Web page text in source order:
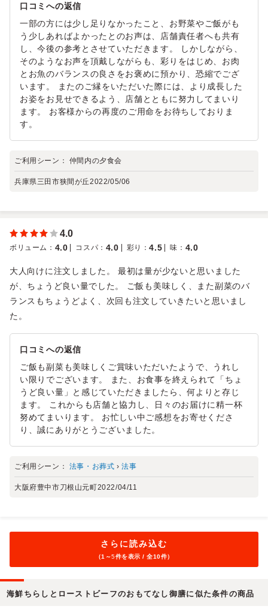
口コミへの返信
一部の方には少し足りなかったこと、お野菜やご飯がも
う少しあればよかったとのお声は、店舗責任者へも共有
し、今後の参考とさせていただきます。 しかしながら、
そのようなお声を頂戴しながらも、彩りをはじめ、お肉
とお魚のバランスの良さをお褒めに預かり、恐縮でござ
います。 またのご縁をいただいた際には、より成長した
お姿をお見せできるよう、店舗とともに努力してまいり
ます。 お客様からの再度のご用命をお待ちしておりま
す。
ご利用シーン： 仲間内の夕食会
兵庫県三田市狭間が丘2022/05/06
4.0
ボリューム ： 4.0 コスパ ： 4.0 彩り ：4.5 味 ： 4.0
大人向けに注文しました。 最初は量が少ないと思いました
が、ちょうど良い量でした。 ご飯も美味しく、また副菜のバ
ランスもちょうどよく、次回も注文していきたいと思いまし
た。
口コミへの返信
ご飯も副菜も美味しくご賞味いただいたようで、うれし
い限りでございます。 また、お食事を終えられて「ちょ
うど良い量」と感じていただきましたら、何よりと存じ
ます。 これからも店舗と協力し、日々のお届けに精一杯
努めてまいります。 お忙しい中ご感想をお寄せくださ
り、誠にありがとうございました。
ご利用シーン： 法事・お葬式 ›法事
大阪府豊中市刀根山元町2022/04/11
さらに読み込む
（1～5件を表示 / 全10件）
海鮮ちらしとローストビーフのおもてなし御膳に似た条件の商品